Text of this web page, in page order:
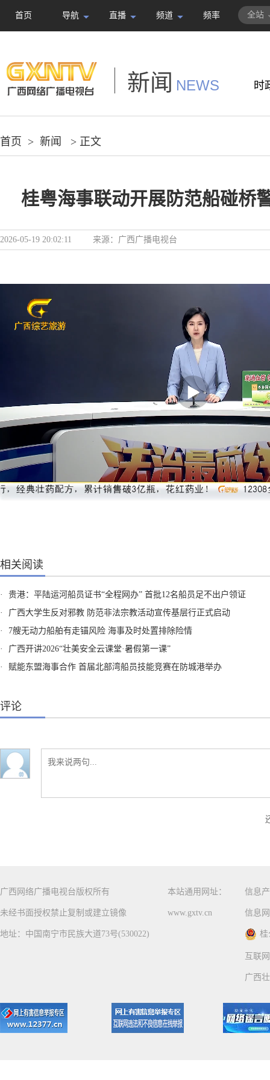
首页 导航 直播 频道 频率 全站
新闻 NEWS 时
首页 > 新闻 > 正文
桂粤海事联动开展防范船碰桥
2026-05-19 20:02:11 来源： 广西广播电视台
相关阅读
·
贵港：平陆运河船员证书“全程网办” 首批12名船员足不出户领证
·
广西大学生反对邪教 防范非法宗教活动宣传基层行正式启动
·
7艘无动力船舶有走锚风险 海事及时处置排除险情
·
广西开讲2026“壮美安全云课堂·暑假第一课”
·
赋能东盟海事合作 首届北部湾船员技能竞赛在防城港举办
评论
广西网络广播电视台版权所有
未经书面授权禁止复制或建立镜像
地址：中国南宁市民族大道73号(530022)
本站通用网址：
www.gxtv.cn
信息
信息
桂
互联
广西